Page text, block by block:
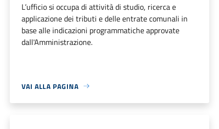
L’ufficio si occupa di attività di studio, ricerca e
applicazione dei tributi e delle entrate comunali in
base alle indicazioni programmatiche approvate
dall'Amministrazione.
VAI ALLA PAGINA